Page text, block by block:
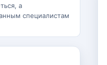
а
специалистам